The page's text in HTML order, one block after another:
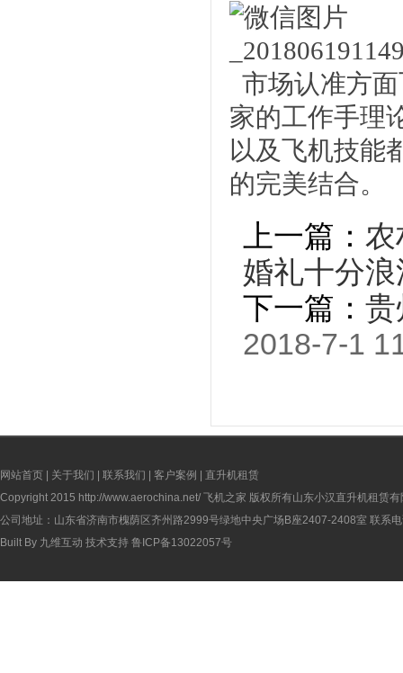
市场认准方
家的工作手理
以及飞机技能
的完美结合。
上一篇： 农
婚礼十分浪
下一篇： 贵
2018-7-1
网站首页 关于我们 联系我们 客户案例
直升机租赁
Copyright 2015 http://www.aerochina.net/ 飞机之家 版权所有山东小汉直升机租赁有
公司地址：山东省济南市槐荫区齐州路2999号绿地中央广场B座2407-2408室 联系
Built By 九维互动 技术支持 鲁ICP备13022057号